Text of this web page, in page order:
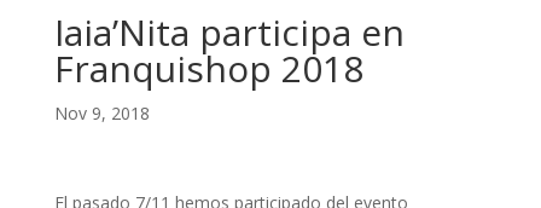
Iaia’Nita participa en
Franquishop 2018
Nov 9, 2018
El pasado 7/11 hemos participado del evento